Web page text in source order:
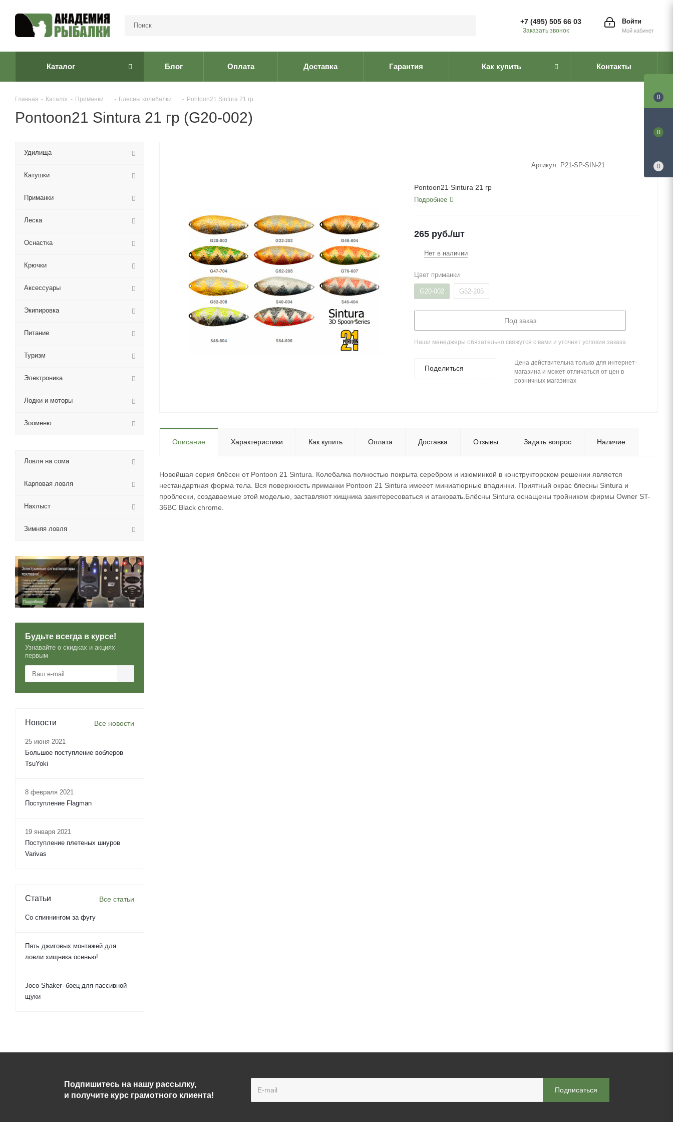
Войти
Мой кабинет
+7 (495) 505 66 03
Заказать звонок
Каталог Блог Оплата Доставка Гарантия Как купить Контакты
Главная - Каталог - Приманки - Блесны колебалки - Pontoon21 Sintura 21 гр
Pontoon21 Sintura 21 гр (G20-002)
Артикул: P21-SP-SIN-21
Pontoon21 Sintura 21 гр
Подробнее
265 руб./шт
Нет в наличии
Цвет приманки
G20-002 G52-205
Под заказ
Наши менеджеры обязательно свяжутся с вами и уточнят условия заказа
Поделиться
Цена действительна только для интернет-
магазина и может отличаться от цен в
розничных магазинах
Описание Характеристики Как купить Оплата Доставка Отзывы Задать вопрос Наличие
Новейшая серия блёсен от Pontoon 21 Sintura. Колебалка полностью покрыта серебром и изюминкой в конструкторском решении является
нестандартная форма тела. Вся поверхность приманки Pontoon 21 Sintura имееет миниатюрные впадинки. Приятный окрас блесны Sintura и
проблески, создаваемые этой моделью, заставляют хищника заинтересоваться и атаковать.Блёсны Sintura оснащены тройником фирмы Owner ST-
36BC Black chrome.
Удилища
Катушки
Приманки
Леска
Оснастка
Крючки
Аксессуары
Экипировка
Питание
Туризм
Электроника
Лодки и моторы
Зооменю
Ловля на сома
Карповая ловля
Нахлыст
Зимняя ловля
Будьте всегда в курсе!
Узнавайте о скидках и акциях
первым
Новости Все новости
25 июня 2021
Большое поступление воблеров
TsuYoki
8 февраля 2021
Поступление Flagman
19 января 2021
Поступление плетеных шнуров
Varivas
Статьи Все статьи
Со спиннингом за фугу
Пять джиговых монтажей для
ловли хищника осенью!
Joco Shaker- боец для пассивной
щуки
Подпишитесь на нашу рассылку,
и получите курс грамотного клиента!
0
0
0